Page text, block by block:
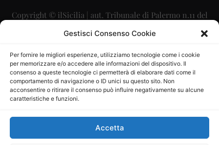
Gestisci Consenso Cookie
Per fornire le migliori esperienze, utilizziamo tecnologie come i cookie
per memorizzare e/o accedere alle informazioni del dispositivo. Il
consenso a queste tecnologie ci permetterà di elaborare dati come il
comportamento di navigazione o ID unici su questo sito. Non
acconsentire o ritirare il consenso può influire negativamente su alcune
caratteristiche e funzioni.
Accetta
Copyright © ilSicilia | aut. Tribunale di Palermo n.11 del
29/09/2015
Direttore Editoriale: Maurizio Scaglione
Direttore Responsabile: Maria Calabrese
P.IVA: 06334930820
Mercurio Comunicazione Società Cooperativa a r.l. è